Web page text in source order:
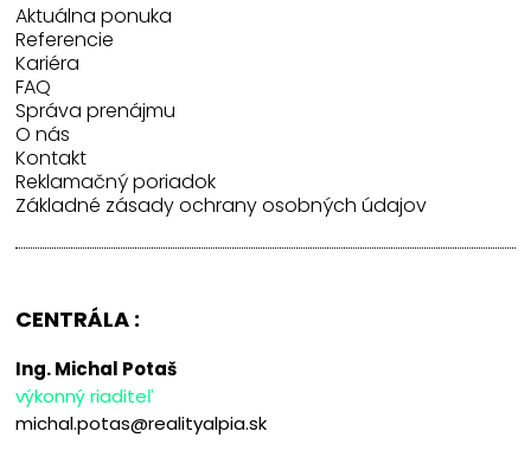
Aktuálna ponuka
Referencie
Kariéra
FAQ
Správa prenájmu
O nás
Kontakt
Reklamačný poriadok
Základné zásady ochrany osobných údajov
CENTRÁLA :
Ing. Michal Potaš
výkonný riaditeľ
michal.potas@realityalpia.sk